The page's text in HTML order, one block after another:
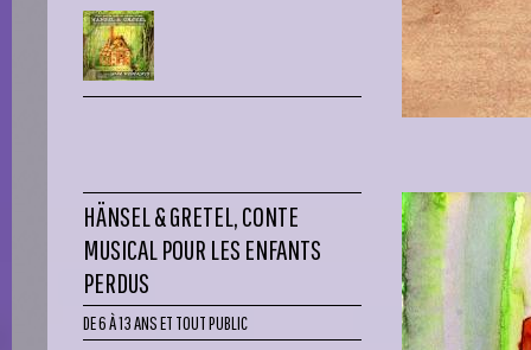
HÄNSEL & GRETEL, CONTE
MUSICAL POUR LES ENFANTS
PERDUS
DE 6 À 13 ANS ET TOUT PUBLIC